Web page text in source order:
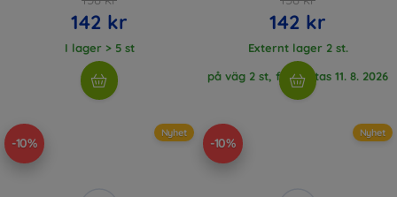
142 kr
I lager > 5 st
142 kr
Externt lager 2 st.
på väg 2 st, förväntas 11. 8. 2026
-10%
Nyhet
-10%
Nyhet